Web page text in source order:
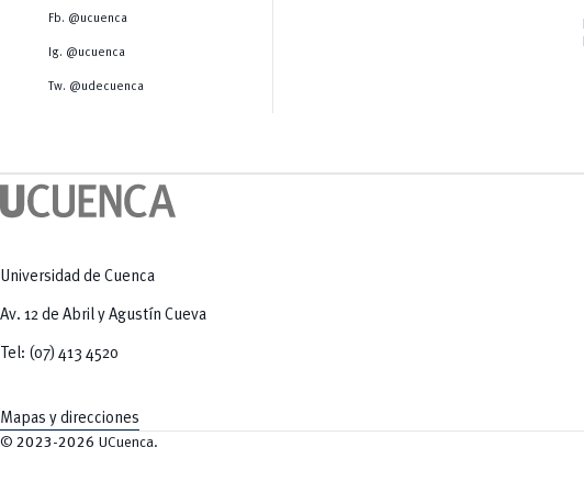
Tecnologías
Radio Universitaria
Sostenibilidad
Fb. @ucuenca
Ig. @ucuenca
Tw. @udecuenca
Universidad de Cuenca
Av. 12 de Abril y Agustín Cueva
Tel: (07) 413 4520
Mapas y direcciones
© 2023-2026 UCuenca.